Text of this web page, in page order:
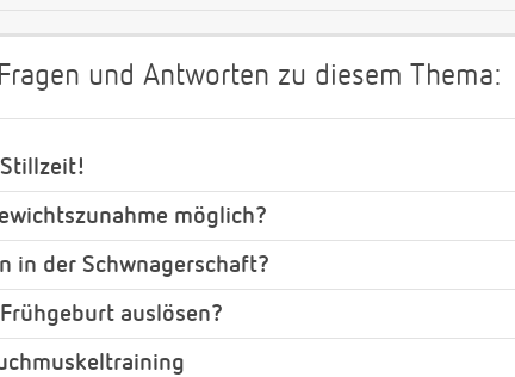
Fragen und Antworten zu diesem Thema:
möglich?
in der Schwnagerschaft?
auslösen?